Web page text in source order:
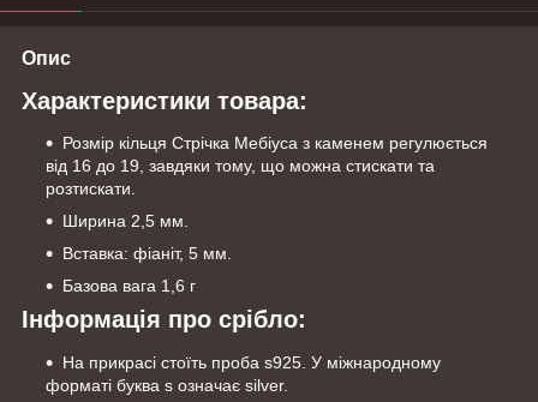
Опис
Характеристики товара:
Розмір кільця Стрічка Мебіуса з каменем регулюється
від 16 до 19, завдяки тому, що можна стискати та
розтискати.
Ширина 2,5 мм.
Вставка: фіаніт, 5 мм.
Базова вага 1,6 г
Інформація про срібло:
На прикрасі стоїть проба s925. У міжнародному
форматі буква s означає silver.